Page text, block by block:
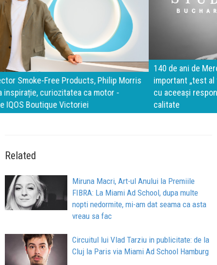
140 de ani de Mercedes-Benz. Ramona Pîrlog: Cel mai
important „test al timpului” este să inovăm constant, dar
cu aceeași responsabilitate față de oameni, siguranță și
calitate
Related
Miruna Macri, Art-ul Anului la Premiile
FIBRA: La Miami Ad School, dupa multe
nopti nedormite, mi-am dat seama ca asta
vreau sa fac
Circuitul lui Vlad Tarziu in publicitate: de la
Cluj la Paris via Miami Ad School Hamburg